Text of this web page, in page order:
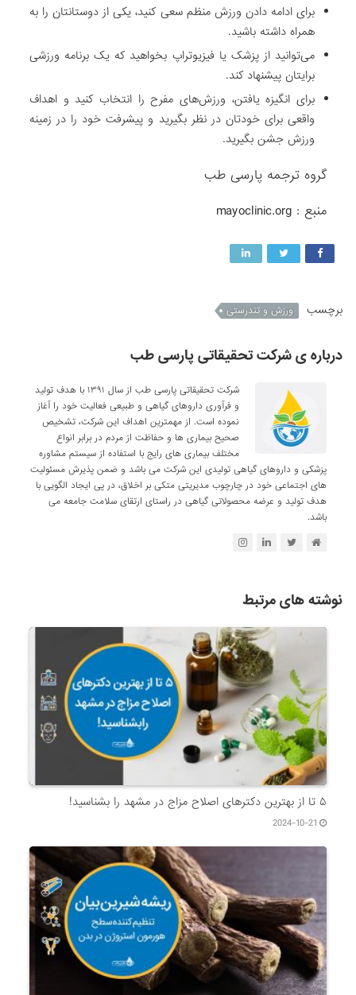
برای ادامه دادن ورزش منظم سعی کنید، یکی از دوستانتان را به
همراه داشته باشید.
می‌توانید از پزشک یا فیزیوتراپ بخواهید که یک برنامه ورزشی
برایتان پیشنهاد کند.
برای انگیزه یافتن، ورزش‌های مفرح را انتخاب کنید و اهداف
واقعی برای خودتان در نظر بگیرید و پیشرفت خود را در زمینه
ورزش جشن بگیرید.
گروه ترجمه پارسی طب
منبع : mayoclinic.org
برچسب ورزش و تندرستی
درباره ی شرکت تحقیقاتی پارسی طب
شرکت تحقیقاتی پارسی طب از سال ۱۳۹۱ با هدف تولید
و فرآوری داروهای گیاهی و طبیعی فعالیت خود را آغاز
نموده است. از مهمترین اهداف این شرکت، تشخیص
صحیح بیماری ها و حفاظت از مردم در برابر انواع
مختلف بیماری های رایج با استفاده از سیستم مشاوره
پزشکی و داروهای گیاهی تولیدی این شرکت می باشد و ضمن پذیرش مسئولیت
های اجتماعی خود در چارچوب مدیریتی متکی بر اخلاق، در پی ایجاد الگویی با
هدف تولید و عرضه محصولاتی گیاهی در راستای ارتقای سلامت جامعه می
باشد.
نوشته های مرتبط
۵ تا از بهترین دکتر‌های اصلاح مزاج در مشهد را بشناسید!
2024-10-21